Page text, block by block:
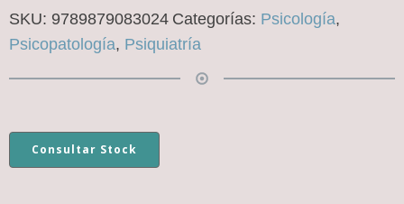
SKU: 9789879083024 Categorías: Psicología,
Psicopatología, Psiquiatría
Consultar Stock